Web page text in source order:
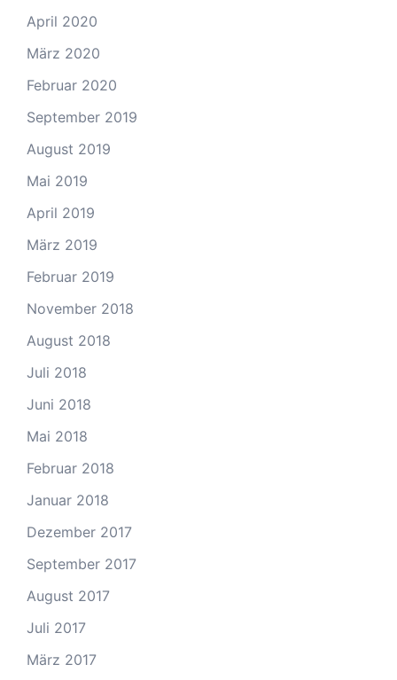
April 2020
März 2020
Februar 2020
September 2019
August 2019
Mai 2019
April 2019
März 2019
Februar 2019
November 2018
August 2018
Juli 2018
Juni 2018
Mai 2018
Februar 2018
Januar 2018
Dezember 2017
September 2017
August 2017
Juli 2017
März 2017